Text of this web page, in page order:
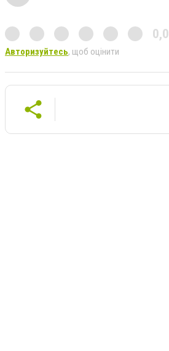
0,0
Авторизуйтесь, щоб оцінити